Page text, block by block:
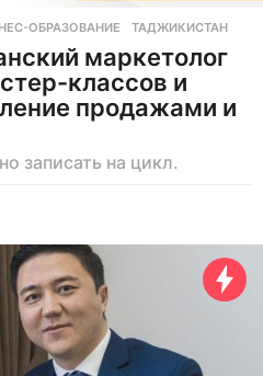
ОБРАЗОВАНИЕ ,ТАДЖИКИСТАН
маркетолог
классов и
продажами и
записать на цикл.